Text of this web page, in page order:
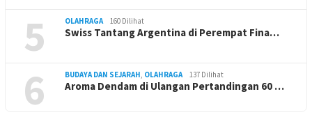
5 OLAHRAGA 160 Dilihat
Swiss Tantang Argentina di Perempat Fina…
6 BUDAYA DAN SEJARAH, OLAHRAGA 137 Dilihat
Aroma Dendam di Ulangan Pertandingan 60 …